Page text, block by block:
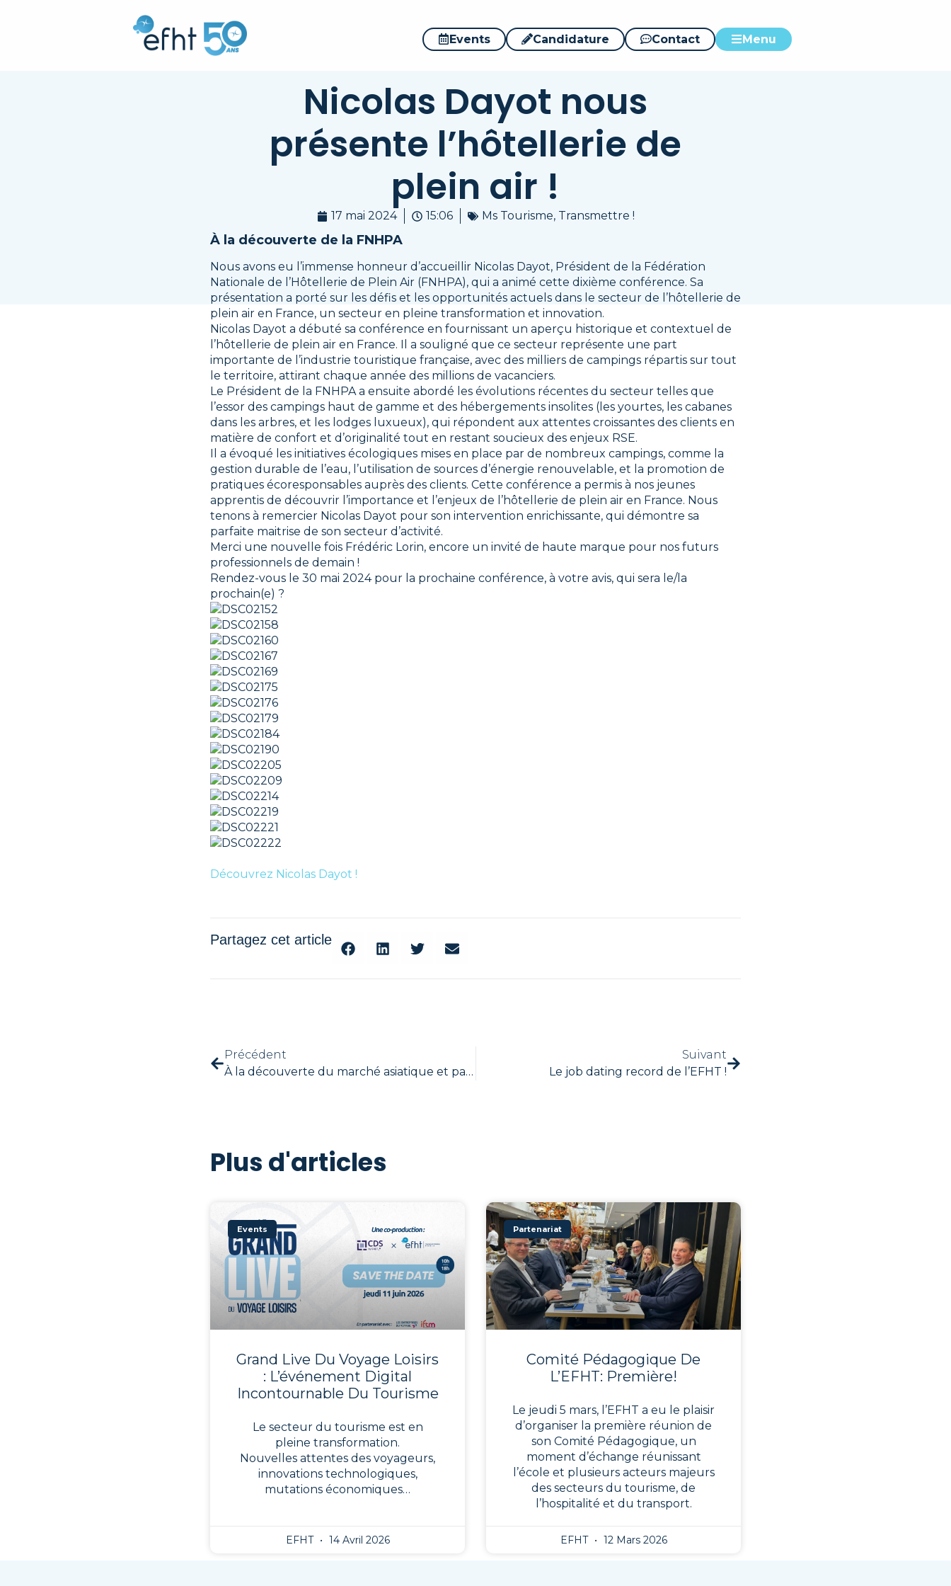
Events Candidature Contact Menu
Nicolas Dayot nous
présente l’hôtellerie de
plein air !
17 mai 2024 15:06 Ms Tourisme, Transmettre !
À la découverte de la FNHPA
Nous avons eu l’immense honneur d’accueillir Nicolas Dayot, Président de la Fédération
Nationale de l’Hôtellerie de Plein Air (FNHPA), qui a animé cette dixième conférence. Sa
présentation a porté sur les défis et les opportunités actuels dans le secteur de l’hôtellerie de
plein air en France, un secteur en pleine transformation et innovation.
Nicolas Dayot a débuté sa conférence en fournissant un aperçu historique et contextuel de
l’hôtellerie de plein air en France. Il a souligné que ce secteur représente une part
importante de l’industrie touristique française, avec des milliers de campings répartis sur tout
le territoire, attirant chaque année des millions de vacanciers.
Le Président de la FNHPA a ensuite abordé les évolutions récentes du secteur telles que
l’essor des campings haut de gamme et des hébergements insolites (les yourtes, les cabanes
dans les arbres, et les lodges luxueux), qui répondent aux attentes croissantes des clients en
matière de confort et d’originalité tout en restant soucieux des enjeux RSE.
Il a évoqué les initiatives écologiques mises en place par de nombreux campings, comme la
gestion durable de l’eau, l’utilisation de sources d’énergie renouvelable, et la promotion de
pratiques écoresponsables auprès des clients. Cette conférence a permis à nos jeunes
apprentis de découvrir l’importance et l’enjeux de l’hôtellerie de plein air en France. Nous
tenons à remercier Nicolas Dayot pour son intervention enrichissante, qui démontre sa
parfaite maitrise de son secteur d’activité.
Merci une nouvelle fois Frédéric Lorin, encore un invité de haute marque pour nos futurs
professionnels de demain !
Rendez-vous le 30 mai 2024 pour la prochaine conférence, à votre avis, qui sera le/la
prochain(e) ?
Découvrez Nicolas Dayot !
Partagez cet article
Précédent
À la découverte du marché asiatique et pacifique
Suivant
Le job dating record de l’EFHT !
Plus d'articles
Events
Grand Live Du Voyage Loisirs
: L’événement Digital
Incontournable Du Tourisme
Le secteur du tourisme est en
pleine transformation.
Nouvelles attentes des voyageurs,
innovations technologiques,
mutations économiques…
EFHT 14 Avril 2026
Partenariat
Comité Pédagogique De
L’EFHT: Première!
Le jeudi 5 mars, l’EFHT a eu le plaisir
d’organiser la première réunion de
son Comité Pédagogique, un
moment d’échange réunissant
l’école et plusieurs acteurs majeurs
des secteurs du tourisme, de
l’hospitalité et du transport.
EFHT 12 Mars 2026